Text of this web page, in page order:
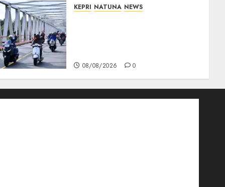
KEPRI NATUNA NEWS
08/08/2026 0